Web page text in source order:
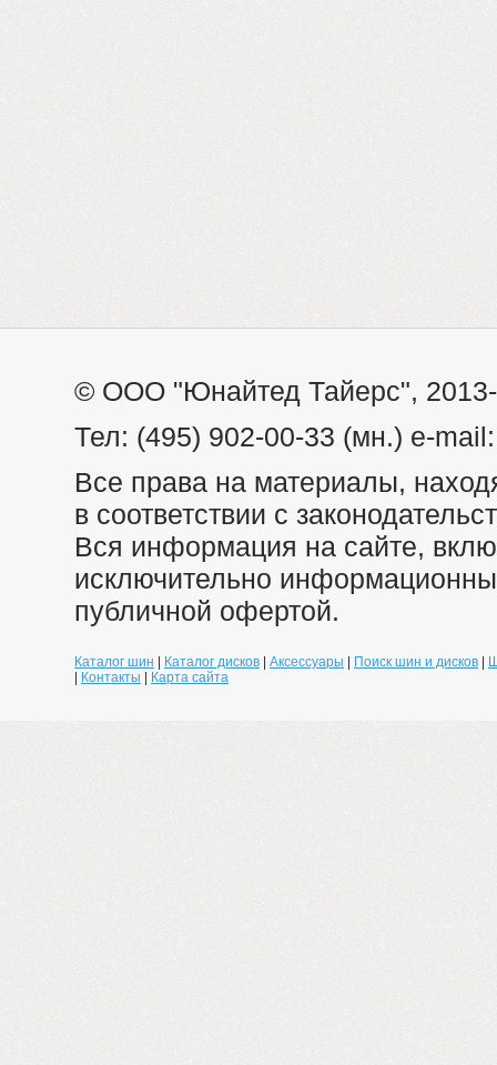
© ООО "Юнайтед Тайерс",
Тел: (495) 902-00-33 (мн.) e-
Все права на материалы,
в соответствии с
Вся информация на сайте,
исключительно
публичной офертой.
Каталог шин Каталог дисков Аксессуары Поиск шин и дисков
Контакты Карта сайта